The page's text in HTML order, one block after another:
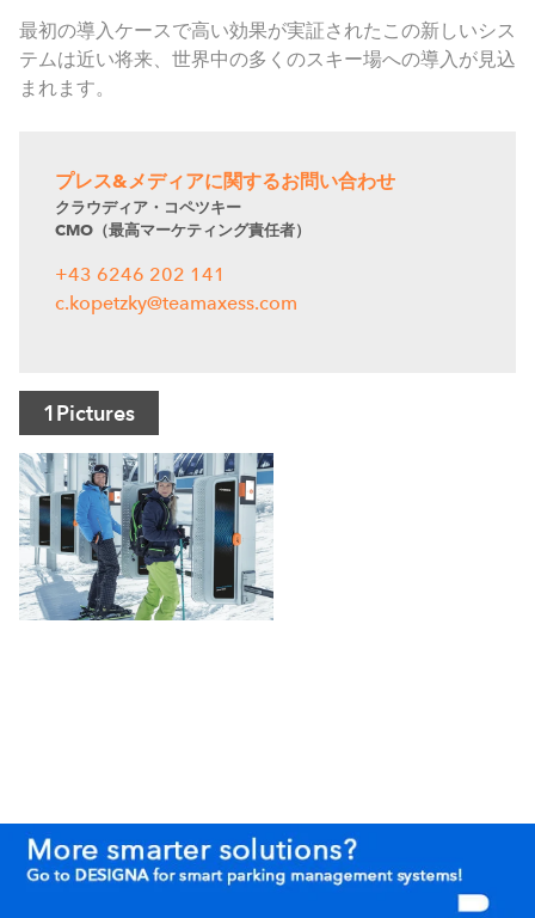
最初の導入ケースで高い効果が実証されたこの新しいシス
テムは近い将来、世界中の多くのスキー場への導入が見込
まれます。
プレス&メディアに関するお問い合わせ
クラウディア・コペツキー
CMO（最高マーケティング責任者）
+43 6246 202 141
c.kopetzky@teamaxess.com
1Pictures